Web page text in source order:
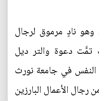
نادٍ مرموق لرجال
عام ١٩٠١؛ حيث تمَّت دعوة والتر ديل
في جامعة نورث
الأعمال البارزين